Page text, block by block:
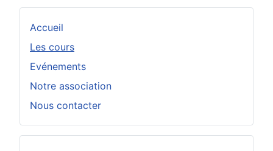
Accueil
Les cours
Evénements
Notre association
Nous contacter